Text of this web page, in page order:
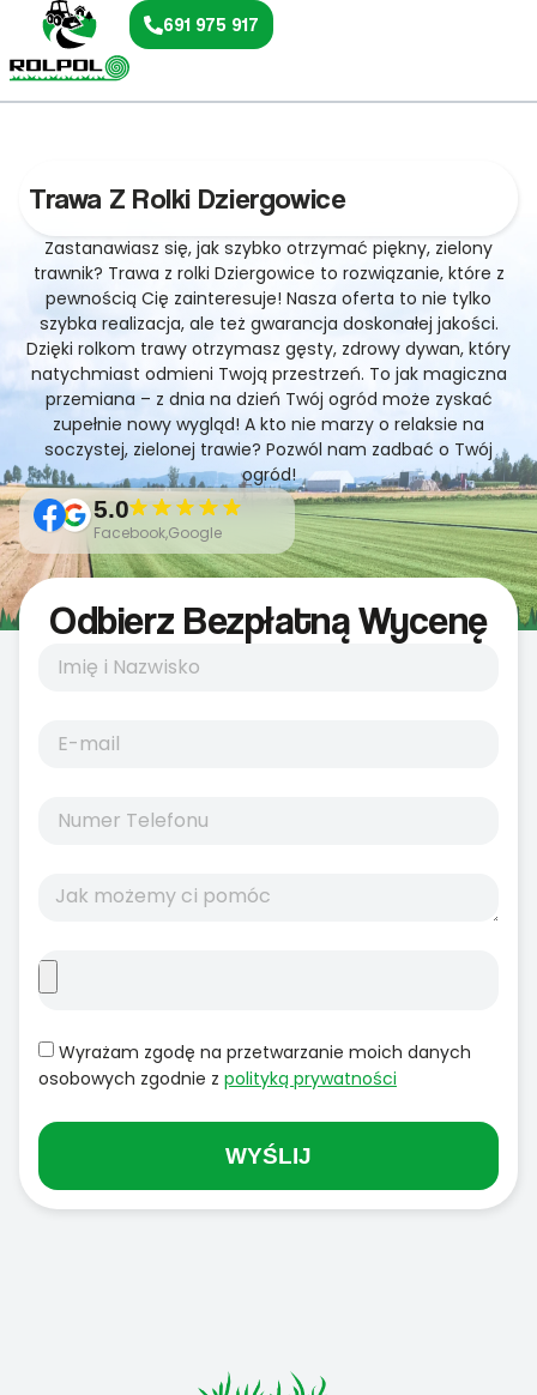
691 975 917
Trawa Z Rolki Dziergowice
Zastanawiasz się, jak szybko otrzymać piękny, zielony
trawnik? Trawa z rolki Dziergowice to rozwiązanie, które z
pewnością Cię zainteresuje! Nasza oferta to nie tylko
szybka realizacja, ale też gwarancja doskonałej jakości.
Dzięki rolkom trawy otrzymasz gęsty, zdrowy dywan, który
natychmiast odmieni Twoją przestrzeń. To jak magiczna
przemiana – z dnia na dzień Twój ogród może zyskać
zupełnie nowy wygląd! A kto nie marzy o relaksie na
soczystej, zielonej trawie? Pozwól nam zadbać o Twój
ogród!
5.0
Facebook,Google
Odbierz Bezpłatną Wycenę
Wyrażam zgodę na przetwarzanie moich danych
osobowych zgodnie z polityką prywatności
WYŚLIJ